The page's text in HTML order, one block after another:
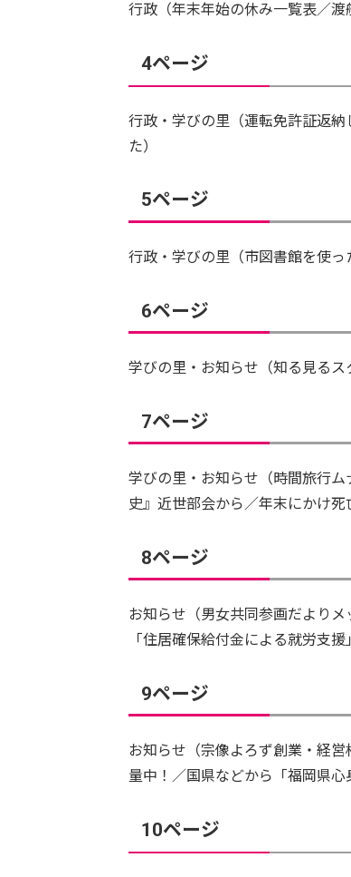
行政（年末年始の休み一覧表／渡
4ページ
行政・学びの里（運転免許証返
た）
5ページ
行政・学びの里（市図書館を使っ
6ページ
学びの里・お知らせ（知る見るス
7ページ
学びの里・お知らせ（時間旅行
史』近世部会から／年末にかけ死
8ページ
お知らせ（男女共同参画だより
「住居確保給付金による就労支
9ページ
お知らせ（宗像よろず創業・経
量中！／国県などから「福岡県心
10ページ